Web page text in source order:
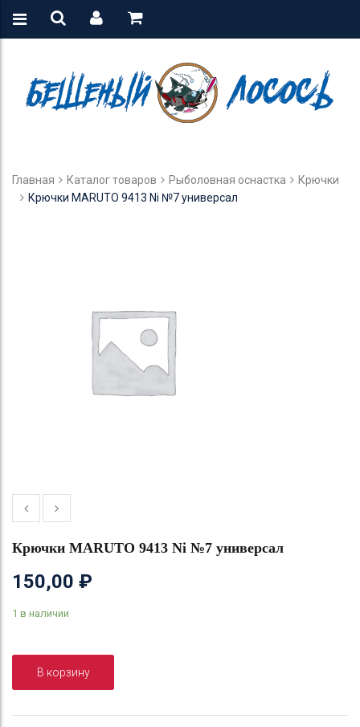
Главная Каталог товаров Рыболовная оснастка
Крючки
Крючки MARUTO 9413 Ni №7 универсал
Крючки MARUTO 9413 Ni №7 универсал
150,00 ₽
1 в наличии
В корзину